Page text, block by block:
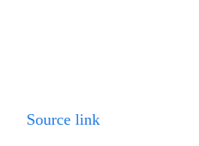
Source link